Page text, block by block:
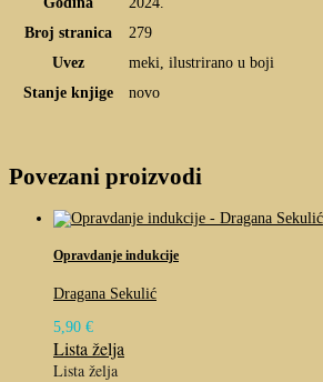
Broj stranica
279
Uvez
meki, ilustrirano u boji
Stanje knjige
novo
Povezani proizvodi
Opravdanje indukcije
Dragana Sekulić
5,90 €
Lista želja
Lista želja